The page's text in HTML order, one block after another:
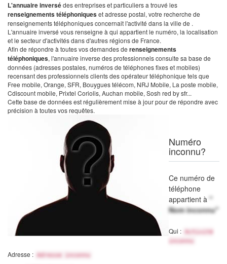
L'annuaire inversédes entreprises et particuliers a trouvé les
renseignements téléphoniqueset adresse postal, votre recherche de
renseignements téléphoniques concernait l'activité dans la ville de .
L'annuaire inversé vous renseigne à qui appartient le numéro, la localisation
et le secteur d'activités dans d'autres régions de France.
Afin de répondre à toutes vos demandes de renseignements
téléphoniques, l'annuaire inverse des professionnels consulte sa base de
données (adresses postales, numéros de téléphones fixes et mobiles)
recensant des professionnels clients des opérateur téléphonique tels que
Free mobile, Orange, SFR, Bouygues télécom, NRJ Mobile, La poste mobile,
Cdiscount mobile, Prixtel Coriolis, Auchan mobile, Sosh red by sfr...
Cette base de données est régulièrement mise à jour pour de répondre avec
précision à toutes vos requêtes.
Numéro
inconnu?
Ce numéro de
téléphone
appartient à "
Nom inconnu"
Qui :
Activité
inconnu
Adresse : Adresse inconnu